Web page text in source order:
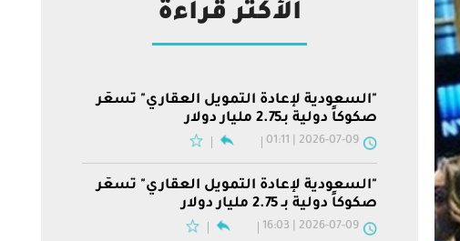
الأكثر قراءة
"السعودية لإعادة التمويل العقاري" تسعّر
صكوكاً دولية بـ2.75 مليار دولار
2026-07-09 | 01:11
"السعودية لإعادة التمويل العقاري" تسعّر
صكوكاً دولية بـ 2.75 مليار دولار
2026-07-09 | 16:03